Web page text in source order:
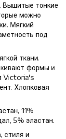
Вышитые тонкие
можно
Мягкий
под
ткани.
формы и
Victoria's
Хлопковая
11%
5% эластан.
стиля и